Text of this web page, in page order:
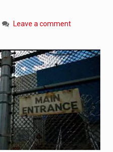
Leave a comment